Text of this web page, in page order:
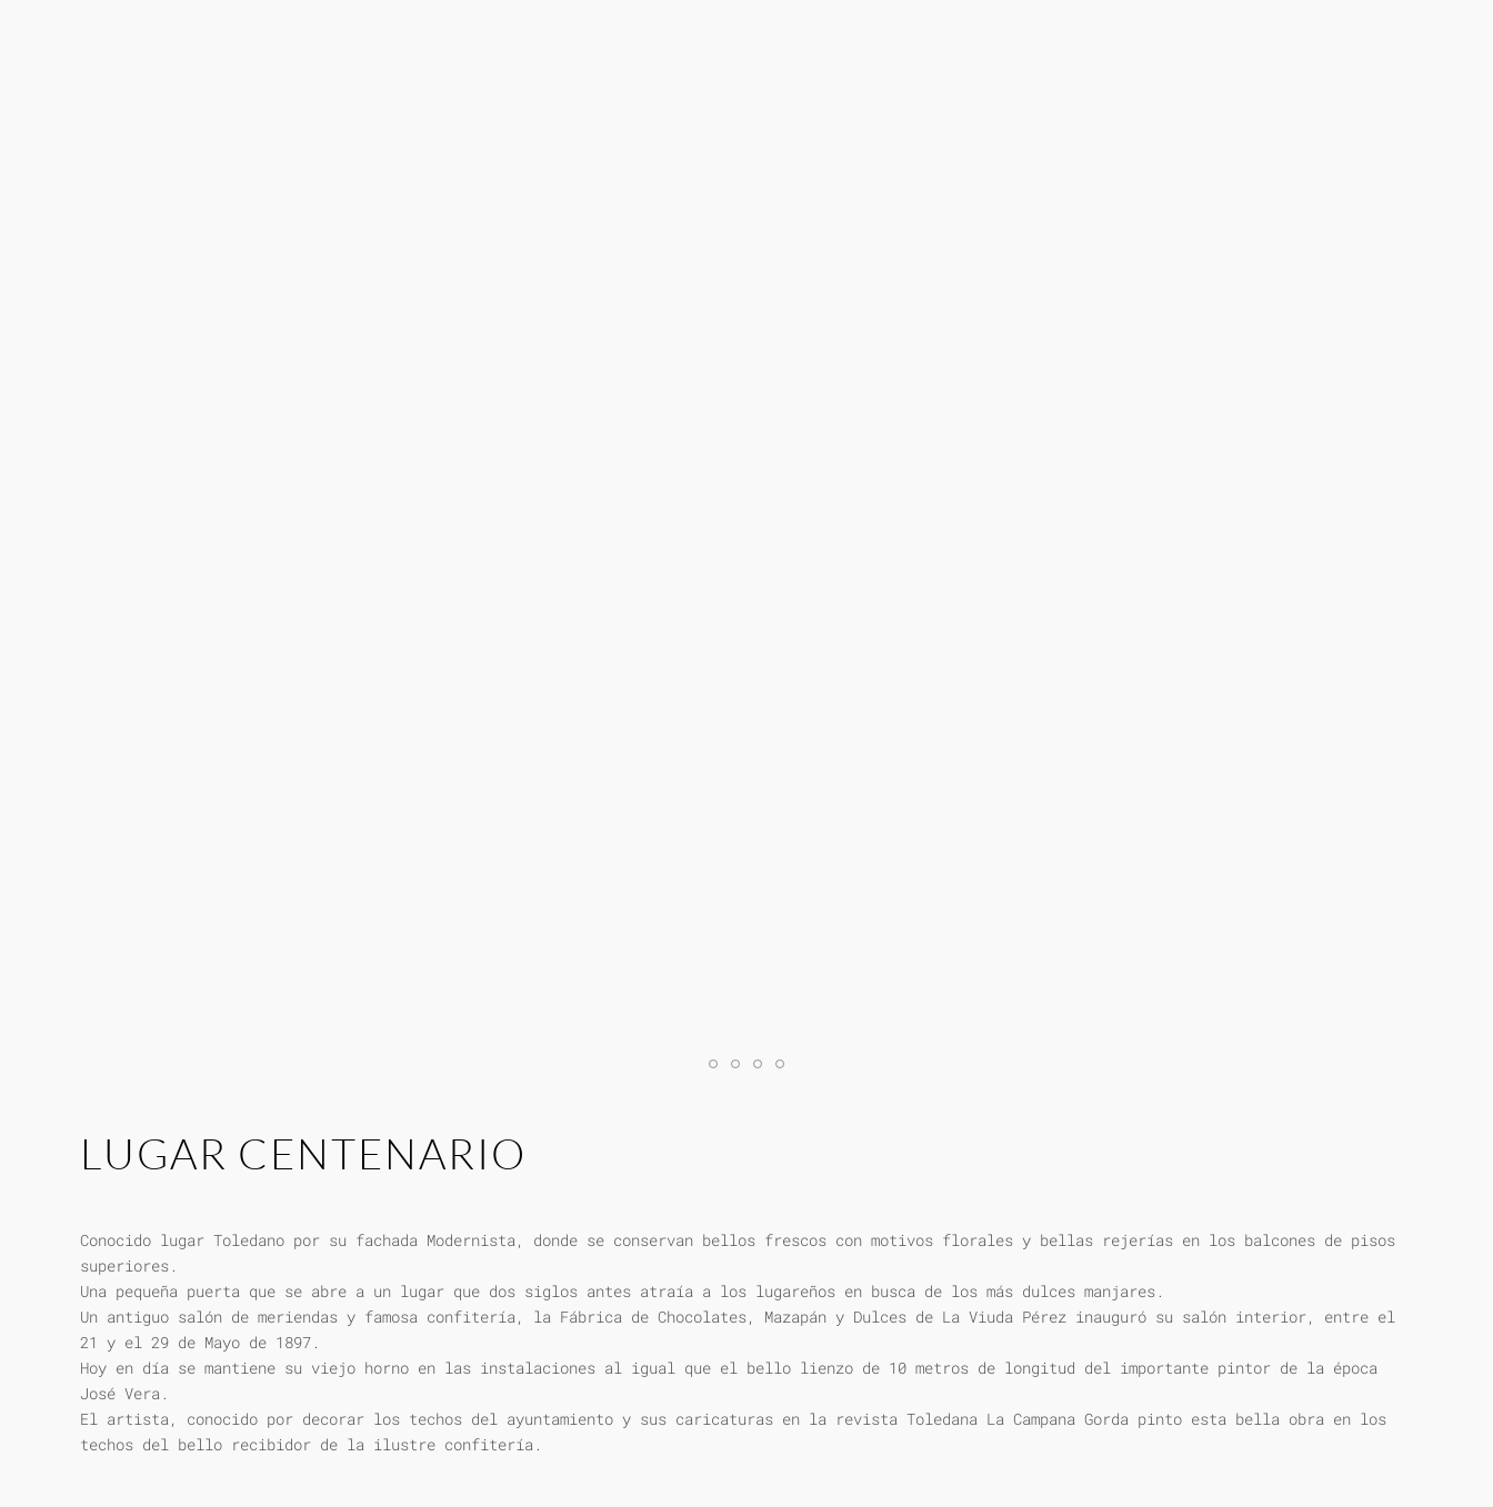
LUGAR CENTENARIO
Conocido lugar Toledano por su fachada Modernista, donde se conservan bellos frescos con motivos florales y bellas rejerías en los balcones de pisos
superiores.
Una pequeña puerta que se abre a un lugar que dos siglos antes atraía a los lugareños en busca de los más dulces manjares.
Un antiguo salón de meriendas y famosa confitería, la Fábrica de Chocolates, Mazapán y Dulces de La Viuda Pérez inauguró su salón interior, entre el
21 y el 29 de Mayo de 1897.
Hoy en día se mantiene su viejo horno en las instalaciones al igual que el bello lienzo de 10 metros de longitud del importante pintor de la época
José Vera.
El artista, conocido por decorar los techos del ayuntamiento y sus caricaturas en la revista Toledana La Campana Gorda pinto esta bella obra en los
techos del bello recibidor de la ilustre confitería.